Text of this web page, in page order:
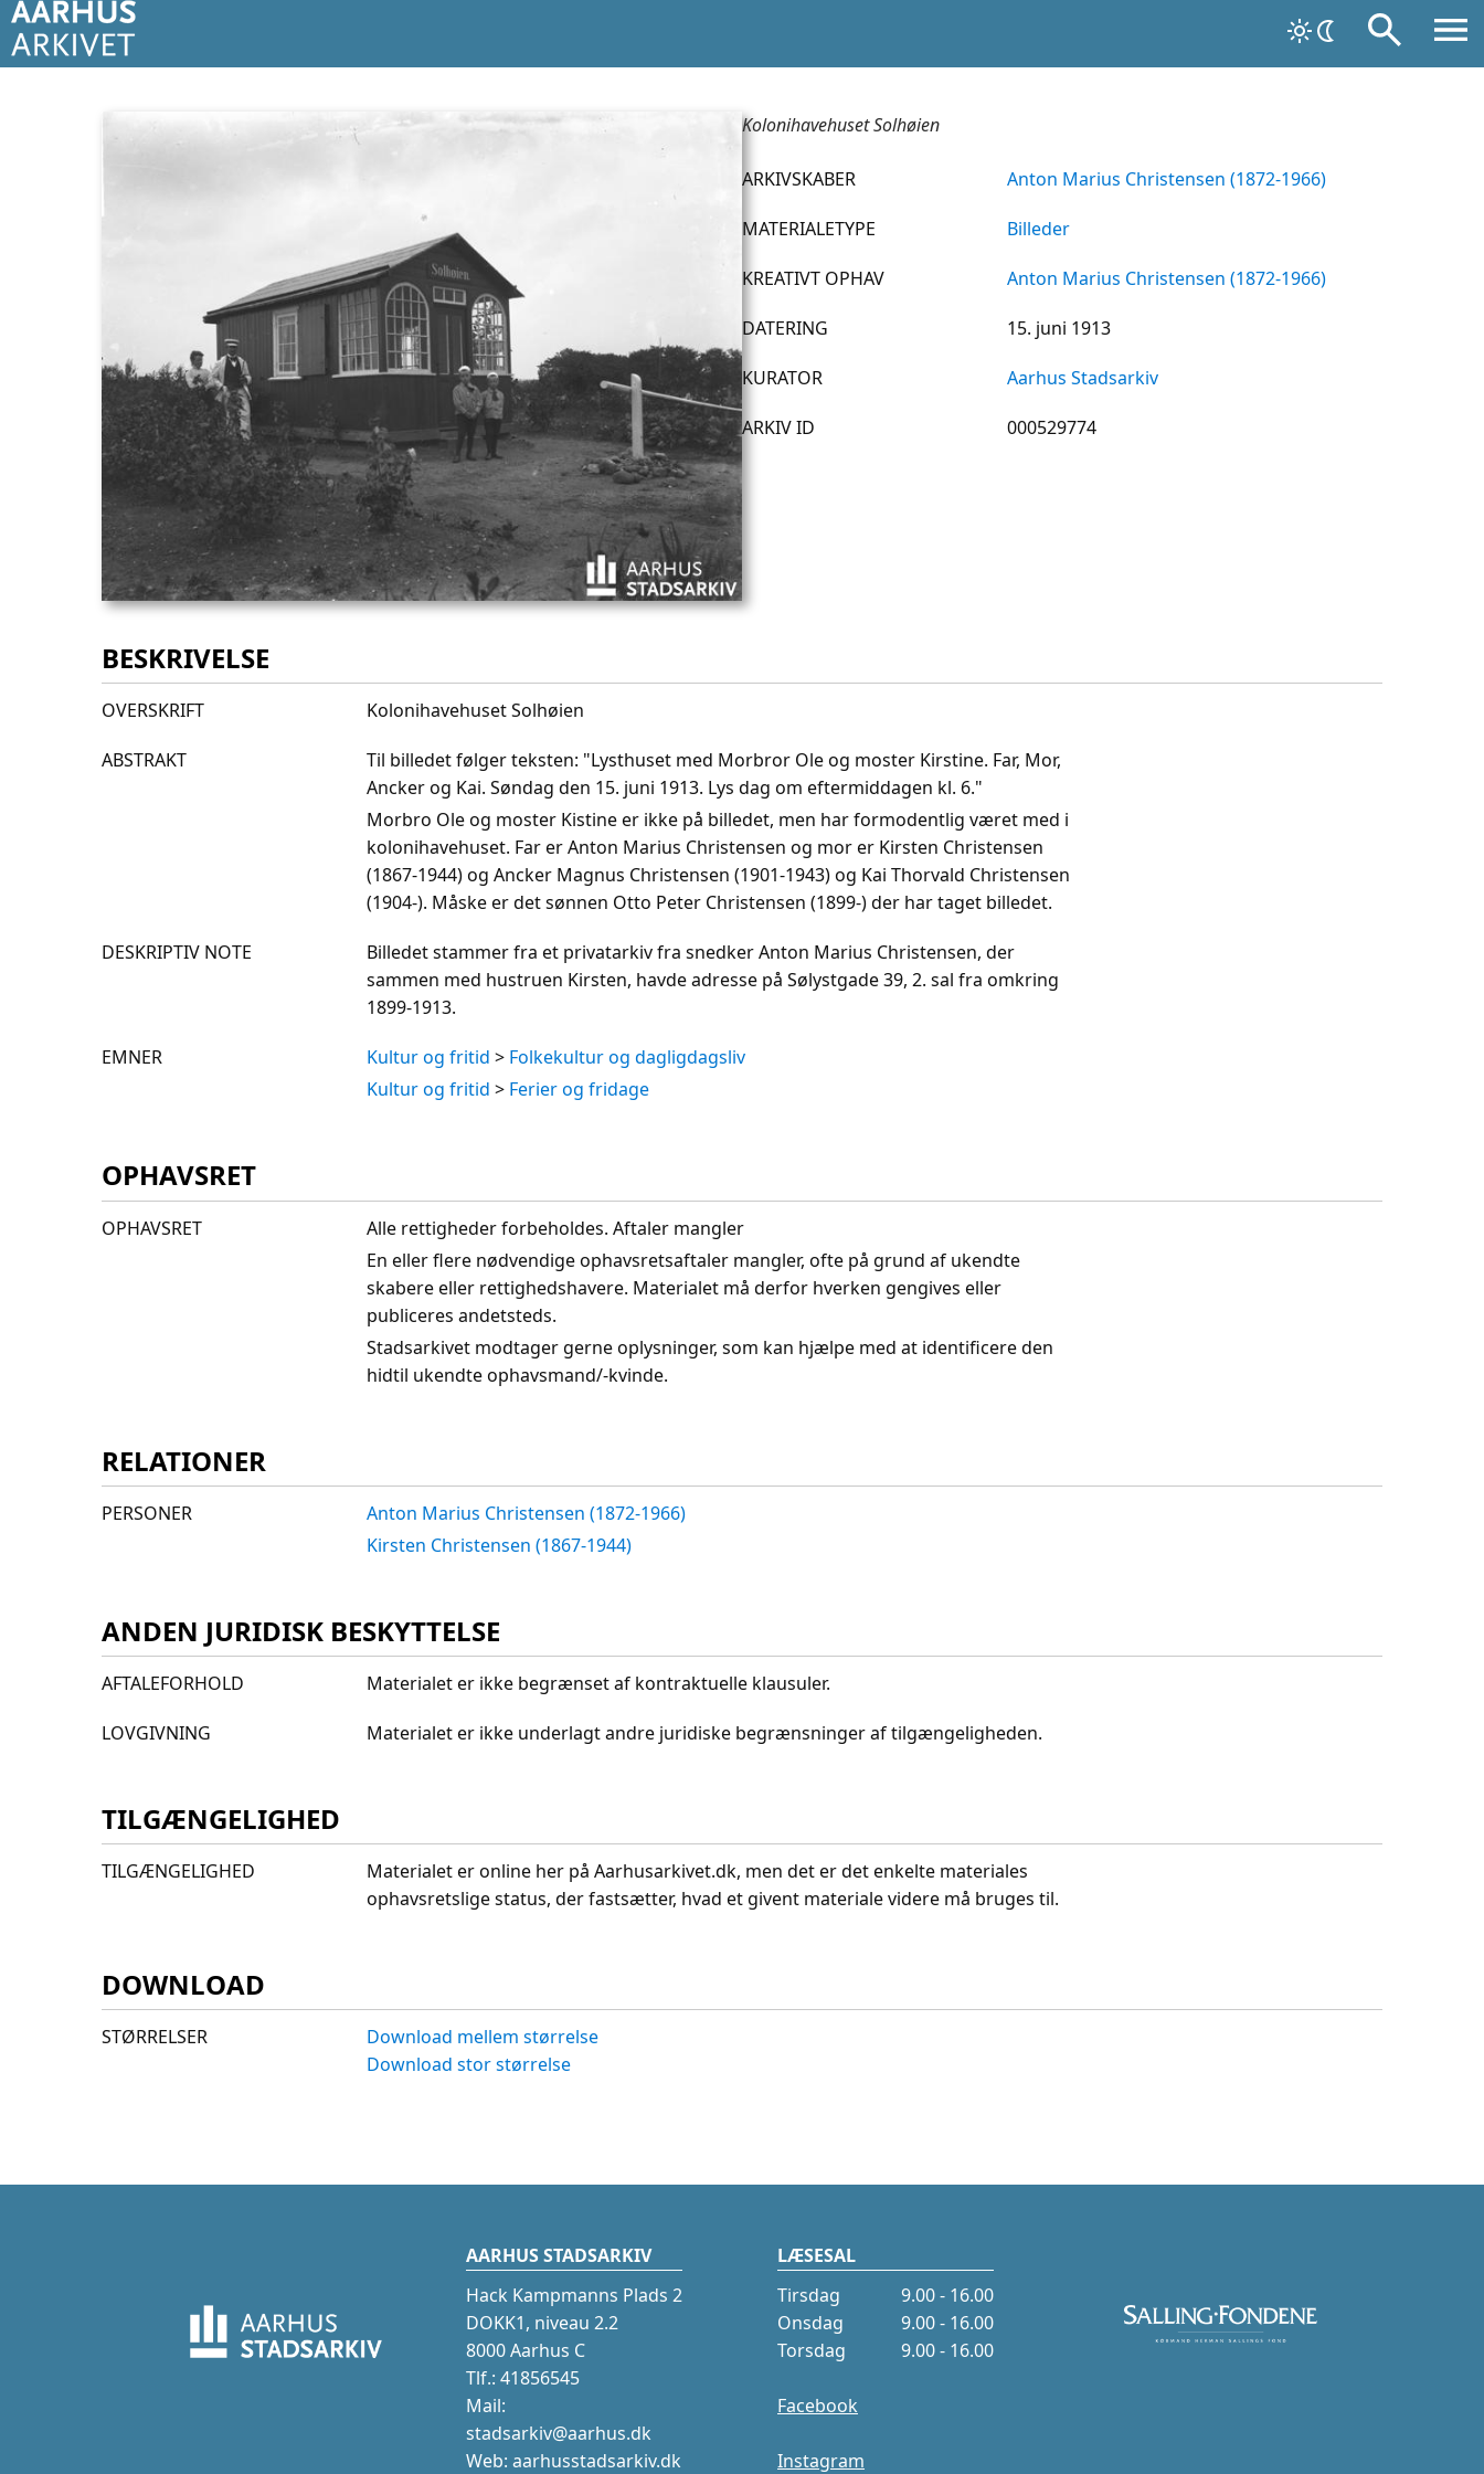
Kolonihavehuset Solhøien
ARKIVSKABER Anton Marius Christensen (1872-1966)
MATERIALETYPE Billeder
KREATIVT OPHAV Anton Marius Christensen (1872-1966)
DATERING 15. juni 1913
KURATOR Aarhus Stadsarkiv
ARKIV ID 000529774
BESKRIVELSE
OVERSKRIFT Kolonihavehuset Solhøien
ABSTRAKT
Til billedet følger teksten: "Lysthuset med Morbror Ole og moster Kirstine. Far, Mor,
Ancker og Kai. Søndag den 15. juni 1913. Lys dag om eftermiddagen kl. 6."
Morbro Ole og moster Kistine er ikke på billedet, men har formodentlig været med i
kolonihavehuset. Far er Anton Marius Christensen og mor er Kirsten Christensen
(1867-1944) og Ancker Magnus Christensen (1901-1943) og Kai Thorvald Christensen
(1904-). Måske er det sønnen Otto Peter Christensen (1899-) der har taget billedet.
DESKRIPTIV NOTE
Billedet stammer fra et privatarkiv fra snedker Anton Marius Christensen, der
sammen med hustruen Kirsten, havde adresse på Sølystgade 39, 2. sal fra omkring
1899-1913.
EMNER Kultur og fritid > Folkekultur og dagligdagsliv
Kultur og fritid > Ferier og fridage
OPHAVSRET
OPHAVSRET
Alle rettigheder forbeholdes. Aftaler mangler
En eller flere nødvendige ophavsretsaftaler mangler, ofte på grund af ukendte
skabere eller rettighedshavere. Materialet må derfor hverken gengives eller
publiceres andetsteds.
Stadsarkivet modtager gerne oplysninger, som kan hjælpe med at identificere den
hidtil ukendte ophavsmand/-kvinde.
RELATIONER
PERSONER
Anton Marius Christensen (1872-1966)
Kirsten Christensen (1867-1944)
ANDEN JURIDISK BESKYTTELSE
AFTALEFORHOLD Materialet er ikke begrænset af kontraktuelle klausuler.
LOVGIVNING Materialet er ikke underlagt andre juridiske begrænsninger af tilgængeligheden.
TILGÆNGELIGHED
TILGÆNGELIGHED
Materialet er online her på Aarhusarkivet.dk, men det er det enkelte materiales
ophavsretslige status, der fastsætter, hvad et givent materiale videre må bruges til.
DOWNLOAD
STØRRELSER
Download mellem størrelse
Download stor størrelse
AARHUS STADSARKIV
Hack Kampmanns Plads 2
DOKK1, niveau 2.2
8000 Aarhus C
Tlf.: 41856545
Mail:
stadsarkiv@aarhus.dk
Web: aarhusstadsarkiv.dk
LÆSESAL
Tirsdag
9.00 - 16.00
Onsdag
9.00 - 16.00
Torsdag
9.00 - 16.00
Facebook
Instagram